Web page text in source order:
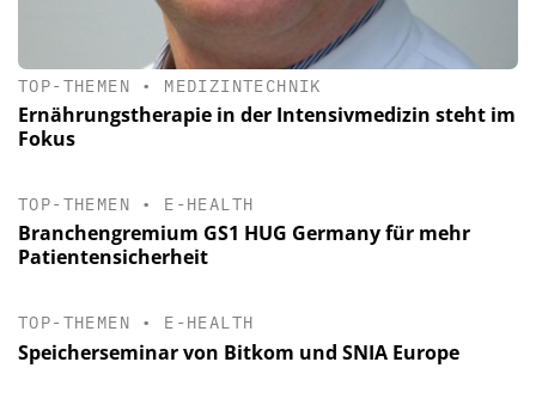
TOP-THEMEN • MEDIZINTECHNIK
Ernährungstherapie in der Intensivmedizin steht im
Fokus
TOP-THEMEN • E-HEALTH
Branchengremium GS1 HUG Germany für mehr
Patientensicherheit
TOP-THEMEN • E-HEALTH
Speicherseminar von Bitkom und SNIA Europe